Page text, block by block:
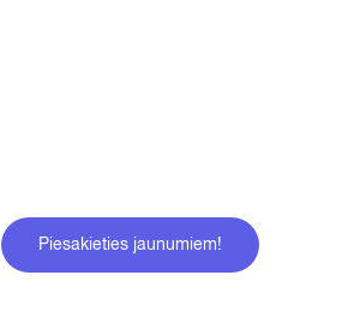
Piesakieties jaunumiem!